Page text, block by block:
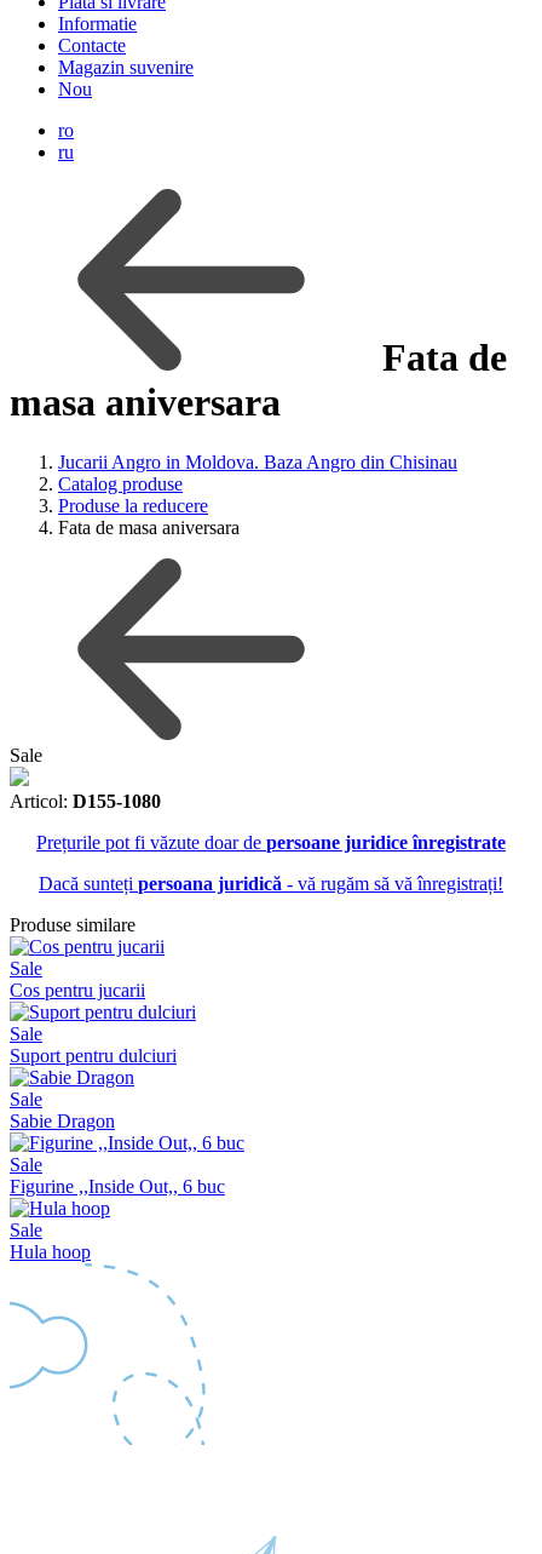
Informatie
Contacte
Magazin suvenire
Nou
ro
ru
Fata de
masa aniversara
Jucarii Angro in Moldova. Baza Angro din Chisinau
Catalog produse
Produse la reducere
Fata de masa aniversara
Sale
Articol: D155-1080
Prețurile pot fi văzute doar de persoane juridice înregistrate
Dacă sunteți persoana juridică - vă rugăm să vă înregistrați!
Produse similare
Sale
Cos pentru jucarii
Sale
Suport pentru dulciuri
Sale
Sabie Dragon
Sale
Figurine ,,Inside Out,, 6 buc
Sale
Hula hoop